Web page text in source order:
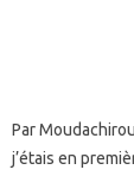
Par
j’étais en